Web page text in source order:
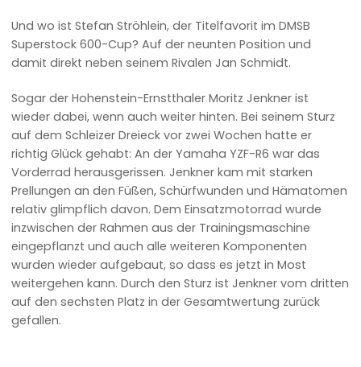
Und wo ist Stefan Ströhlein, der Titelfavorit im DMSB
Superstock 600-Cup? Auf der neunten Position und
damit direkt neben seinem Rivalen Jan Schmidt.
Sogar der Hohenstein-Ernstthaler Moritz Jenkner ist
wieder dabei, wenn auch weiter hinten. Bei seinem Sturz
auf dem Schleizer Dreieck vor zwei Wochen hatte er
richtig Glück gehabt: An der Yamaha YZF-R6 war das
Vorderrad herausgerissen. Jenkner kam mit starken
Prellungen an den Füßen, Schürfwunden und Hämatomen
relativ glimpflich davon. Dem Einsatzmotorrad wurde
inzwischen der Rahmen aus der Trainingsmaschine
eingepflanzt und auch alle weiteren Komponenten
wurden wieder aufgebaut, so dass es jetzt in Most
weitergehen kann. Durch den Sturz ist Jenkner vom dritten
auf den sechsten Platz in der Gesamtwertung zurück
gefallen.